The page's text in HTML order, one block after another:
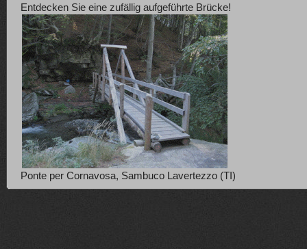
Entdecken Sie eine zufällig aufgeführte Brücke!
Ponte per Cornavosa, Sambuco Lavertezzo (TI)